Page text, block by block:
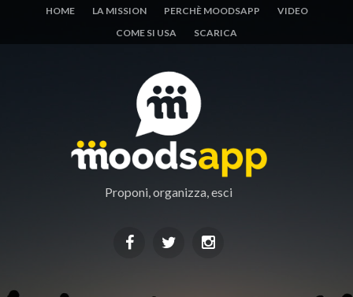
HOME LA MISSION PERCHÈ MOODSAPP
VIDEO
COME SI USA
SCARICA
Proponi, organizza, esci
FacebookTwitter